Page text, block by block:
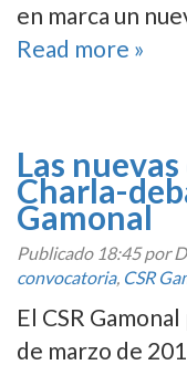
en marca un
Read more »
Las
Charla-
Gamonal
Publicado 18:45por
convocatoria, CSR
El CSR
de marzo de